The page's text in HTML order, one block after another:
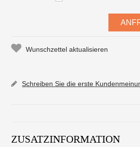
Wunschzettel aktualisieren
Schreiben Sie die erste
ZUSATZINFORMATION